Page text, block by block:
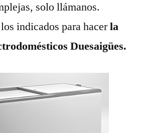
solo llámanos.
indicados para hacerla
Duesaigües.